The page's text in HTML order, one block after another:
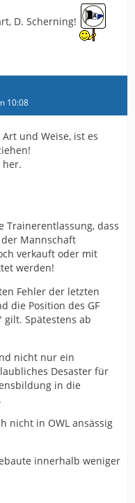
D. Scherning!
10:08
und Weise, ist es
her.
Trainerentlassung, dass
Mannschaft
verkauft oder mit
werden!
Fehler der letzten
die Position des GF
Spätestens ab
nicht nur ein
Desaster für
in die
nicht in OWL ansässig
innerhalb weniger